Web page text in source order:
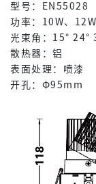
型号：EN55028
功率：10W、
光束角：15° 24°
散热器：铝
表面处理：喷漆
开孔：Φ95mm